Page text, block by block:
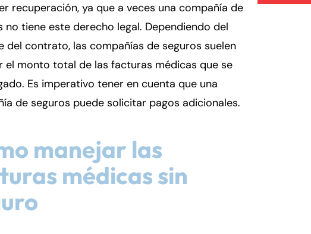
recuperación, ya que a veces una compañía de
no tiene este derecho legal. Dependiendo del
del contrato, las compañías de seguros suelen
el monto total de las facturas médicas que se
Es imperativo tener en cuenta que una
de seguros puede solicitar pagos adicionales.
manejar las
médicas sin